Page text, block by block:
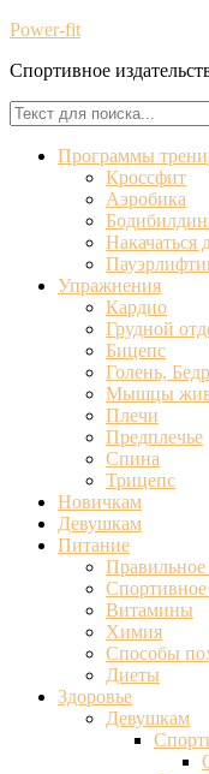
Power-fit
Спортивное
Программы
Кроссфит
Аэробика
Накачаться
Упражнения
Кардио
Грудной
Бицепс
Голень,
Мышцы
Плечи
Предплечье
Спина
Трицепс
Новичкам
Девушкам
Питание
Витамины
Химия
Способы
Диеты
Здоровье
Девушкам